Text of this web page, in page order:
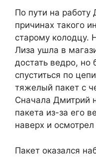
По пути на
причинах такого
старому колодцу.
Лиза ушла в
достать ведро, но
спуститься по
тяжелый пакет с
Сначала Дмитрий
пакета из-за его
наверх и
Пакет оказался